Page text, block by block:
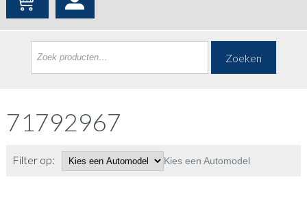
Zoeken
71792967
Filter op: Kies een Automodel